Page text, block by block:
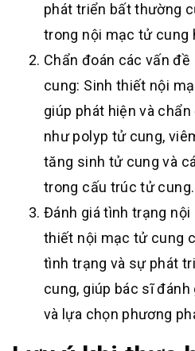
phát triển bất thường
trong nội mạc tử cung
Chẩn đoán các vấn
cung: Sinh thiết nội
giúp phát hiện và
như polyp tử cung,
tăng sinh tử cung và
trong cấu trúc tử cung.
Đánh giá tình trạng
thiết nội mạc tử cung
tình trạng và sự phát
cung, giúp bác sĩ
và lựa chọn phương